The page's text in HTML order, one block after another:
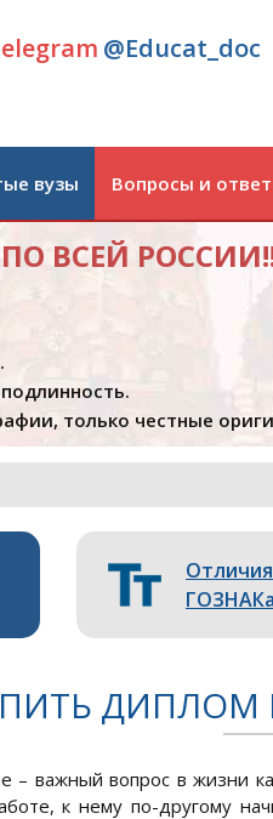
@Educat_doc
вузы Вопросы и
ВСЕЙ
только честные
ГОЗНАКа
ДИПЛОМ
важный вопрос в жизни
к нему по-другому